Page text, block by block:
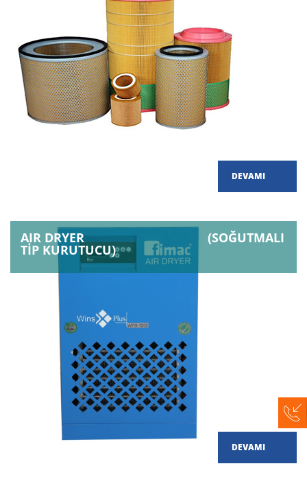
DEVAMI
AIR DRYER (SOĞUTMALI
TİP KURUTUCU)
DEVAMI